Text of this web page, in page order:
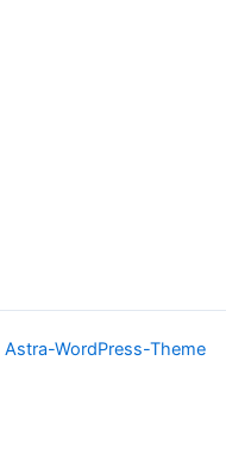
Astra-WordPress-Theme